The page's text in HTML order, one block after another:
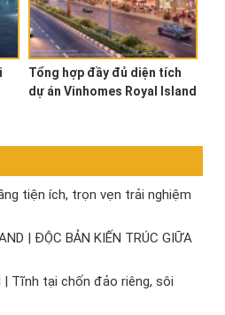
Tổng hợp đầy đủ diện tích
dự án Vinhomes Royal Island
tiện ích, trọn vẹn trải nghiệm
| ĐỘC BẢN KIẾN TRÚC GIỮA
| Tĩnh tại chốn đảo riêng, sôi